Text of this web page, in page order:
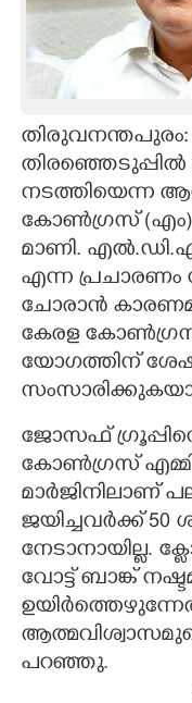
ASTRO
LITERATURE
ZOOM
CONTACT US
തിരുവനന്തപുരം:
തിരഞ്ഞെടുപ്പിൽ
നടത്തിയെന്ന
കോൺഗ്രസ്
മാണി.
എന്ന
ചോരാൻ
കേരള കോൺഗ്രസ്
യോഗത്തിന്
ജോസഫ്
കോൺഗ്രസ്
മാർജിനിലാണ്
ജയിച്ചവർക്ക്
നേടാനായില്ല.
വോട്ട് ബാങ്ക്
പറഞ്ഞു.